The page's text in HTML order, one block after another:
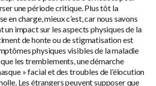
une période critique. Plus tôt la
en charge, mieux c’est, car nous savons
un impact sur les aspects physiques de la
de honte ou de stigmatisation est
physiques visibles de la maladie
les tremblements, une démarche
» facial et des troubles de l’élocution
Les étrangers peuvent supposer que